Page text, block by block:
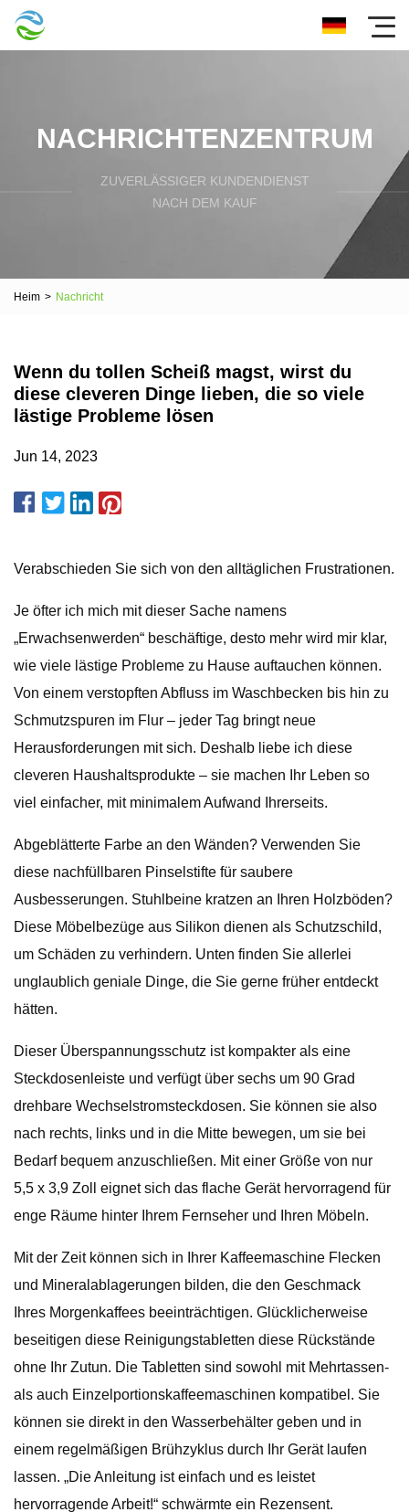
NACHRICHTENZENTRUM
ZUVERLÄSSIGER KUNDENDIENST
NACH DEM KAUF
Heim > Nachricht
Wenn du tollen Scheiß magst, wirst du
diese cleveren Dinge lieben, die so viele
lästige Probleme lösen
Jun 14, 2023
Verabschieden Sie sich von den alltäglichen Frustrationen.
Je öfter ich mich mit dieser Sache namens
„Erwachsenwerden“ beschäftige, desto mehr wird mir klar,
wie viele lästige Probleme zu Hause auftauchen können.
Von einem verstopften Abfluss im Waschbecken bis hin zu
Schmutzspuren im Flur – jeder Tag bringt neue
Herausforderungen mit sich. Deshalb liebe ich diese
cleveren Haushaltsprodukte – sie machen Ihr Leben so
viel einfacher, mit minimalem Aufwand Ihrerseits.
Abgeblätterte Farbe an den Wänden? Verwenden Sie
diese nachfüllbaren Pinselstifte für saubere
Ausbesserungen. Stuhlbeine kratzen an Ihren Holzböden?
Diese Möbelbezüge aus Silikon dienen als Schutzschild,
um Schäden zu verhindern. Unten finden Sie allerlei
unglaublich geniale Dinge, die Sie gerne früher entdeckt
hätten.
Dieser Überspannungsschutz ist kompakter als eine
Steckdosenleiste und verfügt über sechs um 90 Grad
drehbare Wechselstromsteckdosen. Sie können sie also
nach rechts, links und in die Mitte bewegen, um sie bei
Bedarf bequem anzuschließen. Mit einer Größe von nur
5,5 x 3,9 Zoll eignet sich das flache Gerät hervorragend für
enge Räume hinter Ihrem Fernseher und Ihren Möbeln.
Mit der Zeit können sich in Ihrer Kaffeemaschine Flecken
und Mineralablagerungen bilden, die den Geschmack
Ihres Morgenkaffees beeinträchtigen. Glücklicherweise
beseitigen diese Reinigungstabletten diese Rückstände
ohne Ihr Zutun. Die Tabletten sind sowohl mit Mehrtassen-
als auch Einzelportionskaffeemaschinen kompatibel. Sie
können sie direkt in den Wasserbehälter geben und in
einem regelmäßigen Brühzyklus durch Ihr Gerät laufen
lassen. „Die Anleitung ist einfach und es leistet
hervorragende Arbeit!“ schwärmte ein Rezensent.